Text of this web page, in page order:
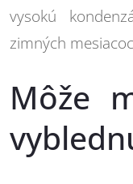
vysokú
zimných
Môže